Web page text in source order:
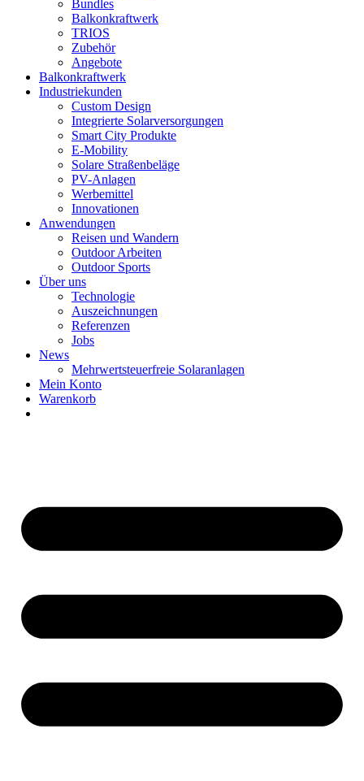
Bundles
Balkonkraftwerk
TRIOS
Zubehör
Angebote
Balkonkraftwerk
Industriekunden
Custom Design
Integrierte Solarversorgungen
Smart City Produkte
E-Mobility
Solare Straßenbeläge
PV-Anlagen
Werbemittel
Innovationen
Anwendungen
Reisen und Wandern
Outdoor Arbeiten
Outdoor Sports
Über uns
Technologie
Auszeichnungen
Referenzen
Jobs
News
Mehrwertsteuerfreie Solaranlagen
Mein Konto
Warenkorb